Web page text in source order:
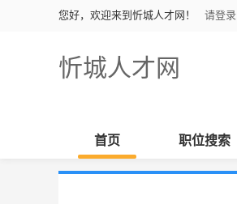
您好，欢迎来到忻城人才网！ 请登录
忻城人才网
首页 职位搜索